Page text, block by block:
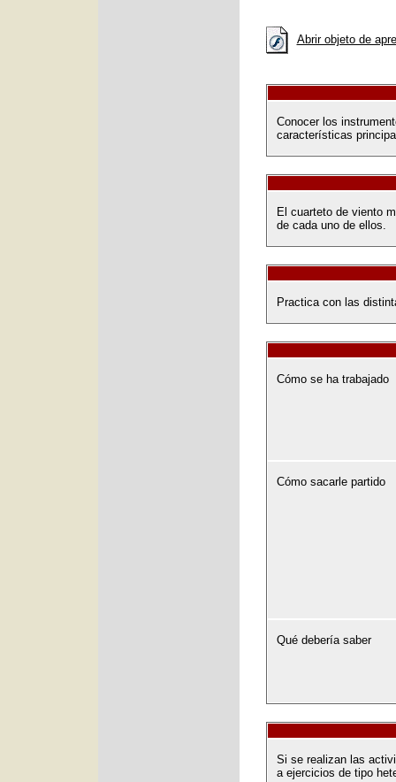
Abrir objeto de
Conocer los
características
El cuarteto de viento
de cada uno de ellos.
Practica con las
Cómo se ha trabajado
Cómo sacarle partido
Qué debería saber
Si se realizan las
a ejercicios de tipo